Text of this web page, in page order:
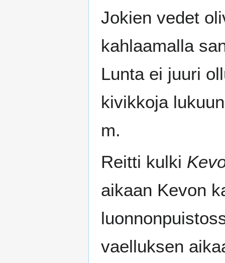
Jokien vedet
kahlaamalla
Lunta ei juuri
kivikkoja
m.
Reitti kulki
aikaan Kevon
vaelluksen